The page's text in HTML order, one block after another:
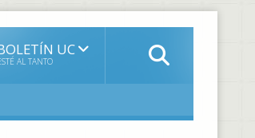
UC
AL TANTO